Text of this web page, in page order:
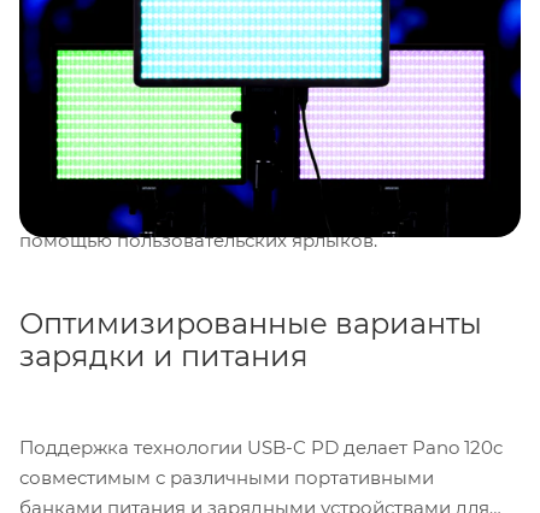
кожи, Pano 120c производит до13,490 люкс
расстоянии 1 мпри 6500K, освещая как небольшие
пространства, так и большие студии ярким и
красочным светом. Режим быстрого управления
автоматически настраивает цветовую температуру и
яркость без дополнительных усилий, а также
сохраняет часто используемые настройки с
помощью пользовательских ярлыков.
Оптимизированные варианты
зарядки и питания
Поддержка технологии USB-C PD делает Pano 120c
совместимым с различными портативными
банками питания и зарядными устройствами для